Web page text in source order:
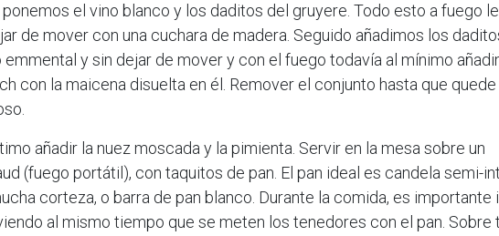
ponemos el vino blanco y los daditos del gruyere. Todo esto a fuego
de mover con una cuchara de madera. Seguido añadimos los
emmental y sin dejar de mover y con el fuego todavía al mínimo
con la maicena disuelta en él. Remover el conjunto hasta que quede
añadir la nuez moscada y la pimienta. Servir en la mesa sobre un
(fuego portátil), con taquitos de pan. El pan ideal es candela semi-
corteza, o barra de pan blanco. Durante la comida, es importante
al mismo tiempo que se meten los tenedores con el pan. Sobre